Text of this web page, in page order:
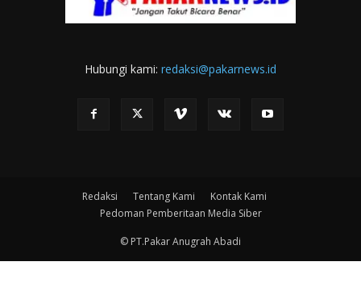
Hubungi kami: redaksi@pakarnews.id
Redaksi Tentang Kami
Kontak Kami
Pedoman Pemberitaan Media Siber
© PT.Pakar Anugrah Abadi